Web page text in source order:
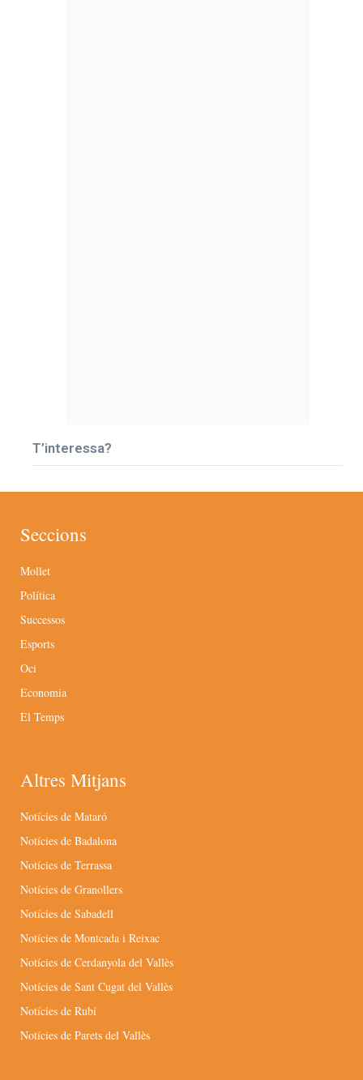
T’interessa?
Seccions
Mollet
Política
Successos
Esports
Oci
Economia
El Temps
Altres Mitjans
Notícies de Mataró
Notícies de Badalona
Notícies de Terrassa
Notícies de Granollers
Notícies de Sabadell
Notícies de Montcada i Reixac
Notícies de Cerdanyola del Vallès
Notícies de Sant Cugat del Vallès
Notícies de Rubí
Notícies de Parets del Vallès